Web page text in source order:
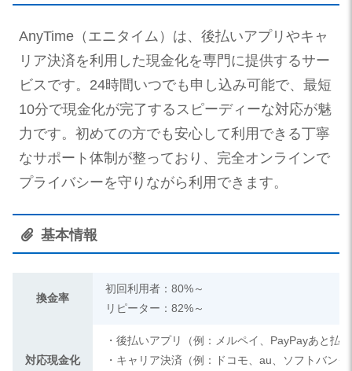
AnyTime（エニタイム）は、後払いアプリやキャ
リア決済を利用した現金化を専門に提供するサー
ビスです。24時間いつでも申し込み可能で、最短
10分で現金化が完了するスピーディーな対応が魅
力です。初めての方でも安心して利用できる丁寧
なサポート体制が整っており、完全オンラインで
プライバシーを守りながら利用できます。
基本情報
換金率
初回利用者：80%～
リピーター：82%～
対応現金化
・後払いアプリ（例：メルペイ、PayPayあと払
・キャリア決済（例：ドコモ、au、ソフトバンク